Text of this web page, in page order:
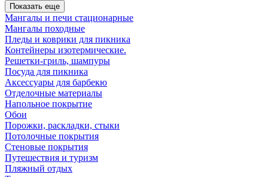
Показать еще
Мангалы и печи стационарные
Мангалы походные
Пледы и коврики для пикника
Контейнеры изотермические.
Решетки-гриль, шампуры
Посуда для пикника
Аксессуары для барбекю
Отделочные материалы
Напольное покрытие
Обои
Порожки, раскладки, стыки
Потолочные покрытия
Стеновые покрытия
Путешествия и туризм
Пляжный отдых